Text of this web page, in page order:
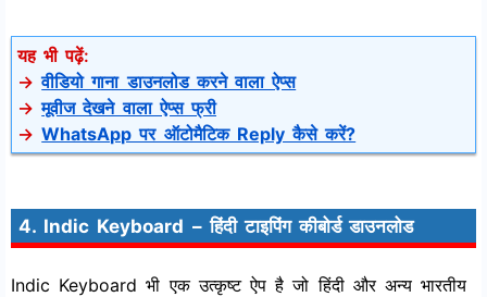
यह भी पढ़ें:
→वीडियो गाना डाउनलोड करने वाला ऐप्स
→मूवीज देखने वाला ऐप्स फ्री
→WhatsApp पर ऑटोमैटिक Reply कैसे करें?
4. Indic Keyboard – हिंदी टाइपिंग कीबोर्ड डाउनलोड
Indic Keyboard भी एक उत्कृष्ट ऐप है जो हिंदी और अन्य भारतीय